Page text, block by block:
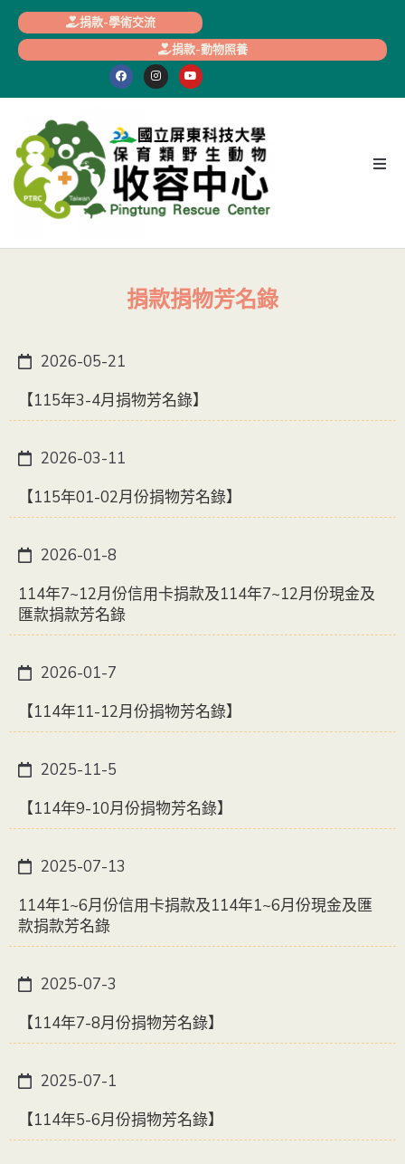
捐款-學術交流
捐款-動物照養
捐款捐物芳名錄
2026-05-21
【115年3-4月捐物芳名錄】
2026-03-11
【115年01-02月份捐物芳名錄】
2026-01-8
114年7~12月份信用卡捐款及114年7~12月份現金及
匯款捐款芳名錄
2026-01-7
【114年11-12月份捐物芳名錄】
2025-11-5
【114年9-10月份捐物芳名錄】
2025-07-13
114年1~6月份信用卡捐款及114年1~6月份現金及匯
款捐款芳名錄
2025-07-3
【114年7-8月份捐物芳名錄】
2025-07-1
【114年5-6月份捐物芳名錄】